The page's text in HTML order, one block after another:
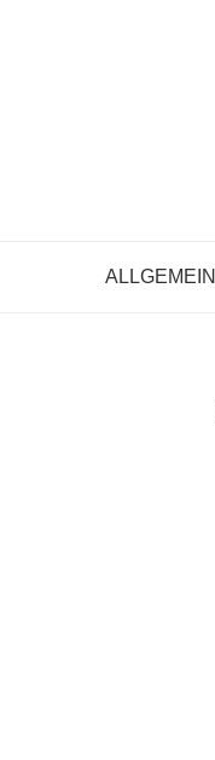
ALLGEMEIN